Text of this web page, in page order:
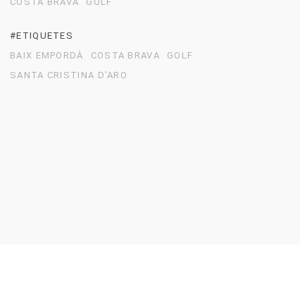
#ETIQUETES
BAIX EMPORDÀ
COSTA BRAVA
GOLF
SANTA CRISTINA D'ARO